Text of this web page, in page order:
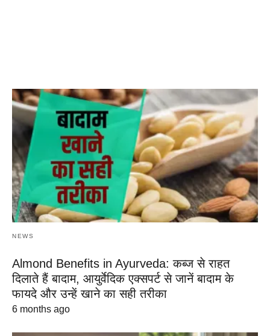
NEWS
Almond Benefits in Ayurveda: कब्ज से राहत
दिलाते हैं बादाम, आयुर्वेदिक एक्सपर्ट से जानें बादाम के
फायदे और उन्हें खाने का सही तरीका
6 months ago